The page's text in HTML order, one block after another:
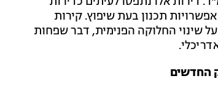
תכנון בעת שיפוץ. קירות
שינוי החלוקה הפנימית, דבר שפחות
החדשים